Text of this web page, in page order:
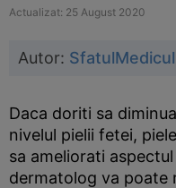
Actualizat: 25 August 2020
Autor:
Daca doriti sa
nivelul pielii fetei,
sa ameliorati
dermatolog va poate